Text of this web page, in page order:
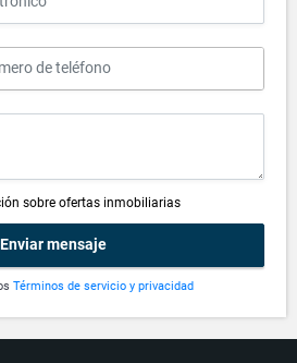
sobre ofertas inmobiliarias
Enviar mensaje
Términos de servicio y privacidad